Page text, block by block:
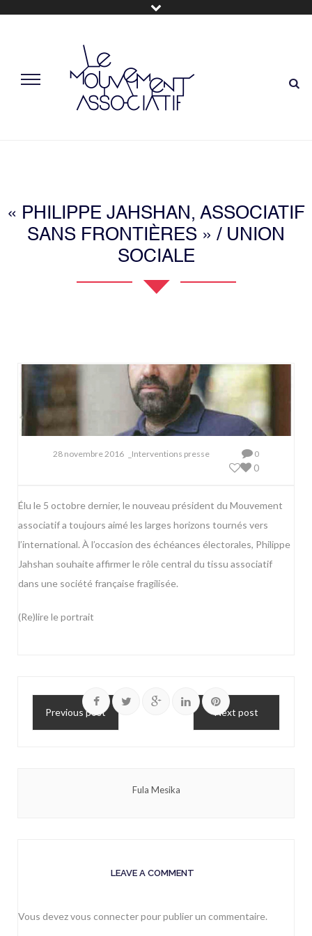
« PHILIPPE JAHSHAN, ASSOCIATIF
SANS FRONTIÈRES » / UNION
SOCIALE
28 novembre 2016 _Interventions presse 0
0
Élu le 5 octobre dernier, le nouveau président du Mouvement
associatif a toujours aimé les larges horizons tournés vers
l’international. À l’occasion des échéances électorales, Philippe
Jahshan souhaite affirmer le rôle central du tissu associatif
dans une société française fragilisée.
(Re)lire le portrait
Previous post Next post
Fula Mesika
LEAVE A COMMENT
Vous devezvous connecterpour publier un commentaire.